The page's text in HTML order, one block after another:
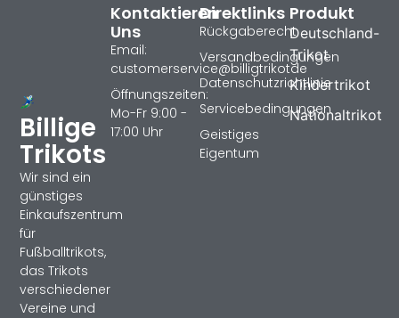
Billige
Trikots
Wir sind ein
günstiges
Einkaufszentrum
für
Fußballtrikots,
das Trikots
verschiedener
Vereine und
Produkt
Deutschland-
Trikot
Kindertrikot
Nationaltrikot
Direktlinks
Rückgaberecht
Versandbedingungen
Datenschutzrichtlinie
Servicebedingungen
Geistiges
Eigentum
Kontaktieren
Uns
Email:
customerservice@billigtrikotde
Öffnungszeiten:
Mo-Fr 9:00 -
17:00 Uhr